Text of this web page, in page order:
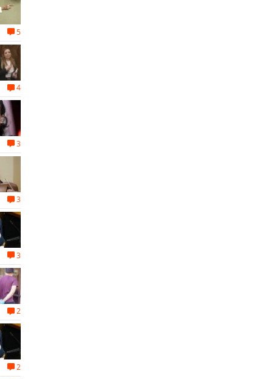
5
4
3
3
3
2
2